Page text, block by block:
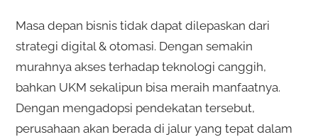
Masa depan bisnis tidak dapat dilepaskan dari
strategi digital & otomasi. Dengan semakin
murahnya akses terhadap teknologi canggih,
bahkan UKM sekalipun bisa meraih manfaatnya.
Dengan mengadopsi pendekatan tersebut,
perusahaan akan berada di jalur yang tepat dalam